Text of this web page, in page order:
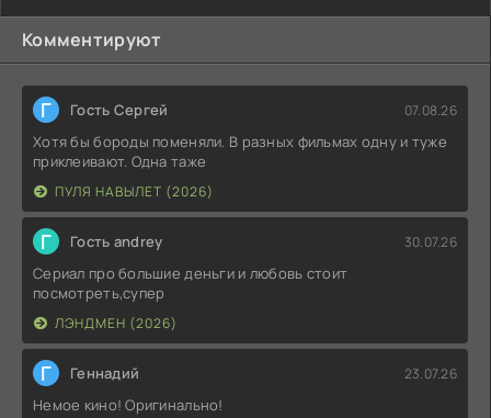
Комментируют
Г Гость Сергей 07.08.26
Хотя бы бороды поменяли. В разных фильмах одну и туже
приклеивают. Одна таже
ПУЛЯ НАВЫЛЕТ (2026)
Г Гость andrey 30.07.26
Сериал про большие деньги и любовь стоит
посмотреть,супер
ЛЭНДМЕН (2026)
Г Геннадий 23.07.26
Немое кино! Оригинально!